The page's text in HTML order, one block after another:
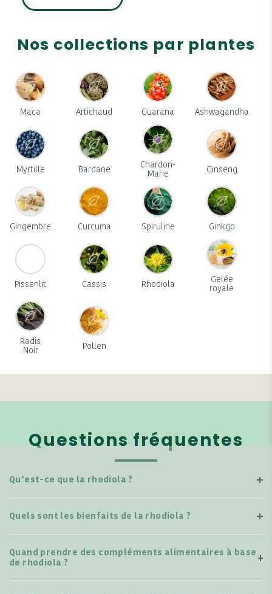
Nos collections par plantes
Maca Artichaud Guarana Ashwagandha
Myrtille Bardane
Chardon-
Marie
Ginseng
Gingembre Curcuma Spiruline Ginkgo
Pissenlit Cassis Rhodiola
Gelée
royale
Radis
Noir
Pollen
Questions fréquentes
Qu’est-ce que la rhodiola ?
Quels sont les bienfaits de la rhodiola ?
Quand prendre des compléments alimentaires à base
de rhodiola ?